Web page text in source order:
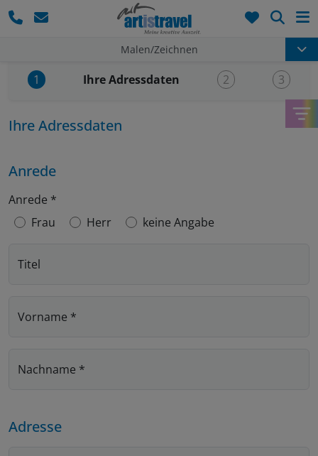
Malen/Zeichnen
1 Aktueller Schritt:
Ihre Adressdaten 2 3
Ihre Adressdaten
Anrede
Anrede *
Frau
Herr keine Angabe
Titel
Vorname *
Nachname *
Adresse